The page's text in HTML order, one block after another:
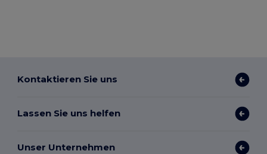
Kontaktieren Sie uns
Lassen Sie uns helfen
Unser Unternehmen